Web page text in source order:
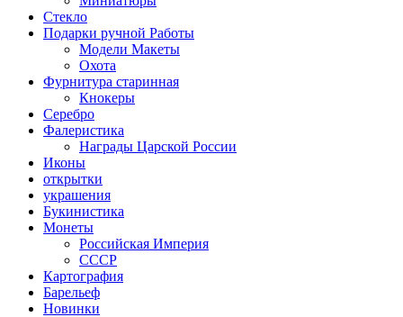
Стекло
Подарки ручной Работы
Модели Макеты
Охота
Фурнитура старинная
Кнокеры
Серебро
Фалеристика
Награды Царской России
Иконы
открытки
украшения
Букинистика
Монеты
Российская Империя
СССР
Картография
Барельеф
Новинки